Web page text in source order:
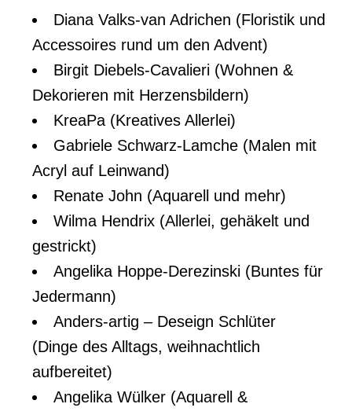
Diana Valks-van Adrichen (Floristik und
Accessoires rund um den Advent)
Birgit Diebels-Cavalieri (Wohnen &
Dekorieren mit Herzensbildern)
KreaPa (Kreatives Allerlei)
Gabriele Schwarz-Lamche (Malen mit
Acryl auf Leinwand)
Renate John (Aquarell und mehr)
Wilma Hendrix (Allerlei, gehäkelt und
gestrickt)
Angelika Hoppe-Derezinski (Buntes für
Jedermann)
Anders-artig – Deseign Schlüter
(Dinge des Alltags, weihnachtlich
aufbereitet)
Angelika Wülker (Aquarell &